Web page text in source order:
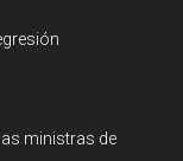
ministras de